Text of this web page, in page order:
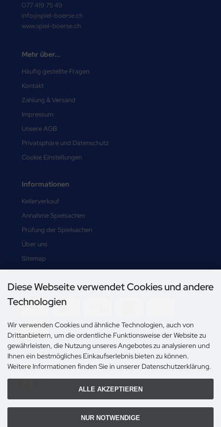
077 419 75 49
info@spiel-boerse.ch
www.spiel-boerse.ch
Mehr über...
Häufig gestellte Fragen
Kontakt
Zahlung & Versand
Impressum
Unsere AGB
Privatsphäre und Datenschutz
Cookie Einstellungen
Informationen
Kellerverkauf
Annahme Spielsachen
Prüfung der Spielsachen
Über uns
Sitemap
Zahlungsmethoden
Social Media
Diese Webseite verwendet Cookies und andere
Technologien
Wir verwenden Cookies und ähnliche Technologien, auch von
Drittanbietern, um die ordentliche Funktionsweise der Website zu
gewährleisten, die Nutzung unseres Angebotes zu analysieren und
Ihnen ein bestmögliches Einkaufserlebnis bieten zu können.
Weitere Informationen finden Sie in unserer Datenschutzerklärung.
ALLE AKZEPTIEREN
NUR NOTWENDIGE